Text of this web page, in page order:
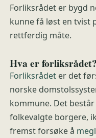
Forliksrådet er bygd
kunne få løst en tvist
rettferdig måte.
Hva er forliksrådet?
Forliksrådet er det
norske
kommune. Det
folkevalgte borgere,
fremst forsøke å